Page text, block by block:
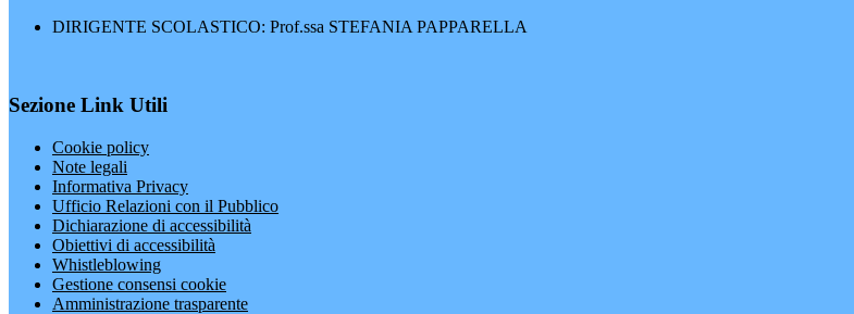
DIRIGENTE SCOLASTICO: Prof.ssa STEFANIA PAPPARELLA
Sezione Link Utili
Cookie policy
Note legali
Informativa Privacy
Ufficio Relazioni con il Pubblico
Dichiarazione di accessibilità
Obiettivi di accessibilità
Whistleblowing
Gestione consensi cookie
Amministrazione trasparente